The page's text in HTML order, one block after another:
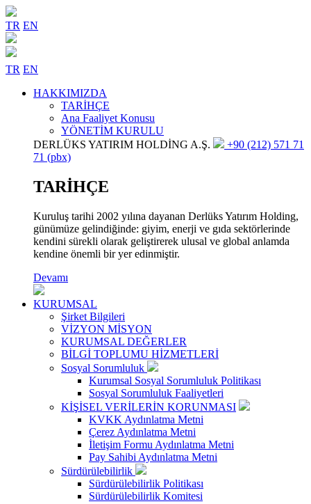
TR EN
TR EN
HAKKIMIZDA
TARİHÇE
Ana Faaliyet Konusu
YÖNETİM KURULU
DERLÜKS YATIRIM HOLDİNG A.Ş.
+90 (212) 571 71
71 (pbx)
TARİHÇE
Kuruluş tarihi 2002 yılına dayanan Derlüks Yatırım Holding,
günümüze gelindiğinde: giyim, enerji ve gıda sektörlerinde
kendini sürekli olarak geliştirerek ulusal ve global anlamda
kendine önemli bir yer edinmiştir.
Devamı
KURUMSAL
Şirket Bilgileri
VİZYON MİSYON
KURUMSAL DEĞERLER
BİLGİ TOPLUMU HİZMETLERİ
Sosyal Sorumluluk
Kurumsal Sosyal Sorumluluk Politikası
Sosyal Sorumluluk Faaliyetleri
KİŞİSEL VERİLERİN KORUNMASI
KVKK Aydınlatma Metni
Çerez Aydınlatma Metni
İletişim Formu Aydınlatma Metni
Pay Sahibi Aydınlatma Metni
Sürdürülebilirlik
Sürdürülebilirlik Politikası
Sürdürülebilirlik Komitesi